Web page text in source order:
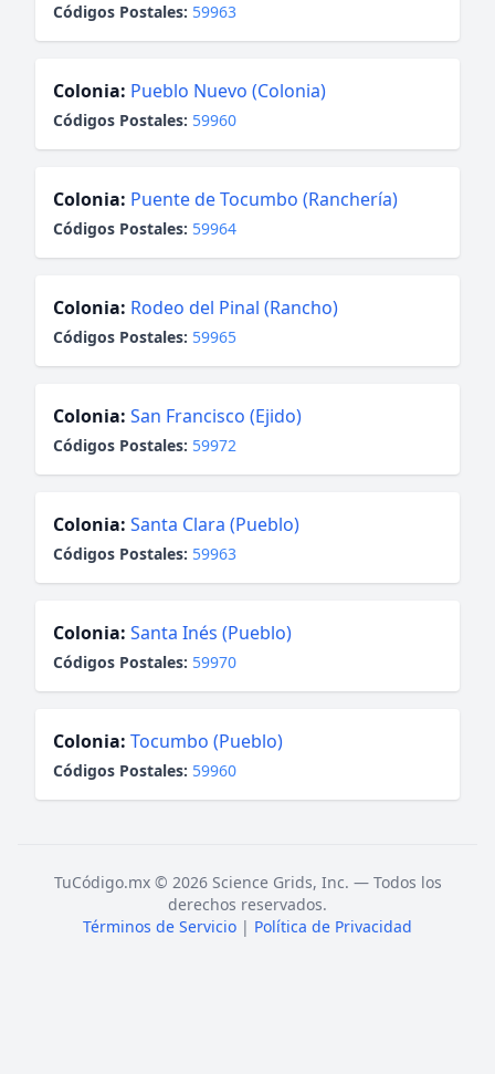
Códigos Postales: 59963
Colonia: Pueblo Nuevo (Colonia)
Códigos Postales: 59960
Colonia: Puente de Tocumbo (Ranchería)
Códigos Postales: 59964
Colonia: Rodeo del Pinal (Rancho)
Códigos Postales: 59965
Colonia: San Francisco (Ejido)
Códigos Postales: 59972
Colonia: Santa Clara (Pueblo)
Códigos Postales: 59963
Colonia: Santa Inés (Pueblo)
Códigos Postales: 59970
Colonia: Tocumbo (Pueblo)
Códigos Postales: 59960
TuCódigo.mx © 2026 Science Grids, Inc. — Todos los
derechos reservados.
Términos de Servicio | Política de Privacidad